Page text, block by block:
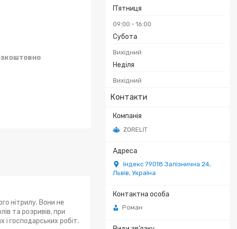
Пʼятниця
09:00 16:00
Субота
Вихідний
Неділя
Вихідний
Контакти
ZORELIT
Індекс 79018 Залізнична 24,
Львів, Україна
Роман
нітрилу. Вони не
та розривів, при
господарських робіт.